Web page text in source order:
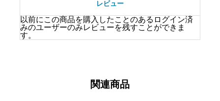
レビュー
以前にこの商品を購入したことのあるログイン済
みのユーザーのみレビューを残すことができま
す。
関連商品